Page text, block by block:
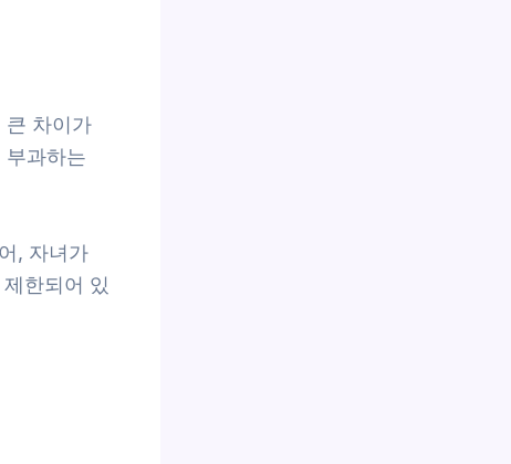
큰 차이가
부과하는
, 자녀가
한되어 있